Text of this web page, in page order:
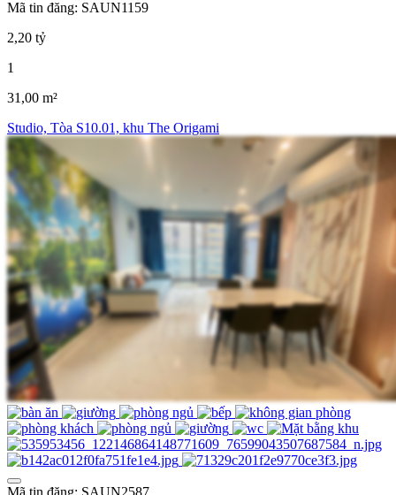
Mã tin đăng: SAUN1159
2,20 tỷ
1
31,00 m²
Studio, Tòa S10.01, khu The Origami